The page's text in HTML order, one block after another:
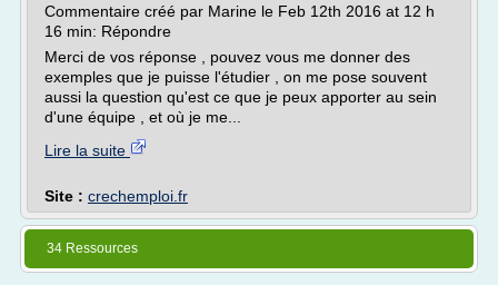
Commentaire créé par Marine le Feb 12th 2016 at 12 h
16 min: Répondre
Merci de vos réponse , pouvez vous me donner des
exemples que je puisse l'étudier , on me pose souvent
aussi la question qu'est ce que je peux apporter au sein
d'une équipe , et où je me...
Lire la suite
Site : crechemploi.fr
34 Ressources